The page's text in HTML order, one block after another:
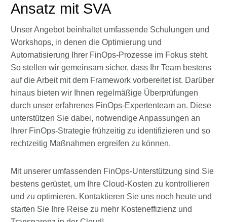
Ansatz mit SVA
Unser Angebot beinhaltet umfassende Schulungen und
Workshops, in denen die Optimierung und
Automatisierung Ihrer FinOps-Prozesse im Fokus steht.
So stellen wir gemeinsam sicher, dass Ihr Team bestens
auf die Arbeit mit dem Framework vorbereitet ist. Darüber
hinaus bieten wir Ihnen regelmäßige Überprüfungen
durch unser erfahrenes FinOps-Expertenteam an. Diese
unterstützen Sie dabei, notwendige Anpassungen an
Ihrer FinOps-Strategie frühzeitig zu identifizieren und so
rechtzeitig Maßnahmen ergreifen zu können.
Mit unserer umfassenden FinOps-Unterstützung sind Sie
bestens gerüstet, um Ihre Cloud-Kosten zu kontrollieren
und zu optimieren. Kontaktieren Sie uns noch heute und
starten Sie Ihre Reise zu mehr Kosteneffizienz und